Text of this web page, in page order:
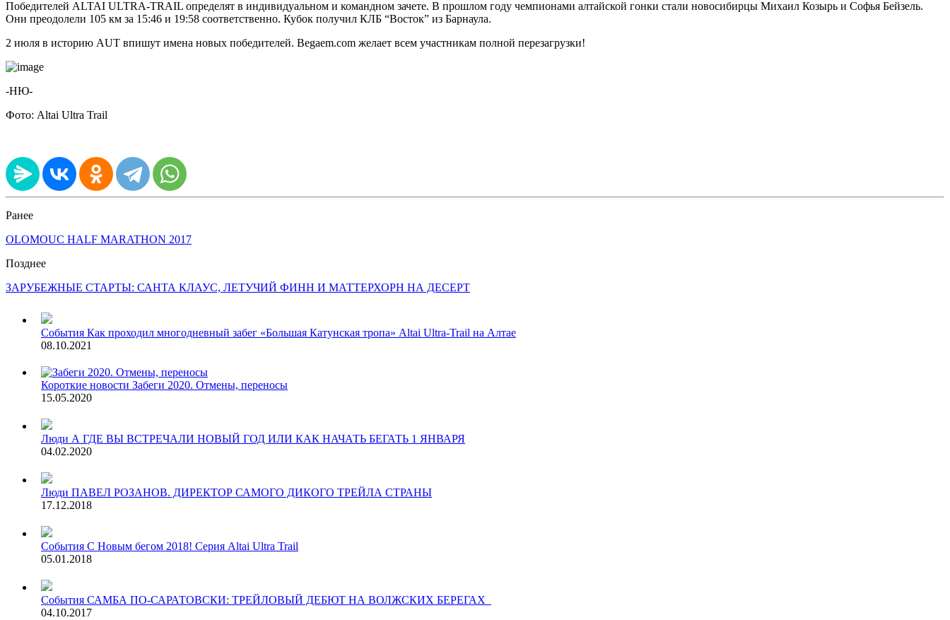
Победителей ALTAI ULTRA-TRAIL определят в индивидуальном и командном зачете. В прошлом году чемпионами алтайской гонки стали новосибирцы Михаил Козырь и Софья Бейзель.
Они преодолели 105 км за 15:46 и 19:58 соответственно. Кубок получил КЛБ “Восток” из Барнаула.
2 июля в историю AUT впишут имена новых победителей. Begaem.com желает всем участникам полной перезагрузки!
-НЮ-
Фото: Altai Ultra Trail
Ранее
OLOMOUC HALF MARATHON 2017
Позднее
ЗАРУБЕЖНЫЕ СТАРТЫ: САНТА КЛАУС, ЛЕТУЧИЙ ФИНН И МАТТЕРХОРН НА ДЕСЕРТ
События Как проходил многодневный забег «Большая Катунская тропа» Altai Ultra-Trail на Алтае
08.10.2021
Короткие новости Забеги 2020. Отмены, переносы
15.05.2020
Люди А ГДЕ ВЫ ВСТРЕЧАЛИ НОВЫЙ ГОД ИЛИ КАК НАЧАТЬ БЕГАТЬ 1 ЯНВАРЯ
04.02.2020
Люди ПАВЕЛ РОЗАНОВ. ДИРЕКТОР САМОГО ДИКОГО ТРЕЙЛА СТРАНЫ
17.12.2018
События С Новым бегом 2018! Серия Altai Ultra Trail
05.01.2018
События САМБА ПО-САРАТОВСКИ: ТРЕЙЛОВЫЙ ДЕБЮТ НА ВОЛЖСКИХ БЕРЕГАХ
04.10.2017